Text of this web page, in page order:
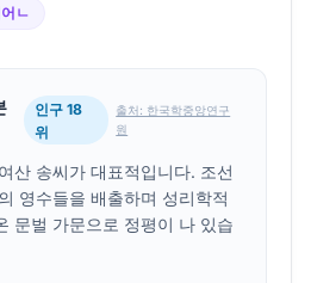
ㄴ
인구 18
위
출처: 한국학중앙연구
원
산 송씨가 대표적입니다. 조선
영수들을 배출하며 성리학적
문벌 가문으로 정평이 나 있습